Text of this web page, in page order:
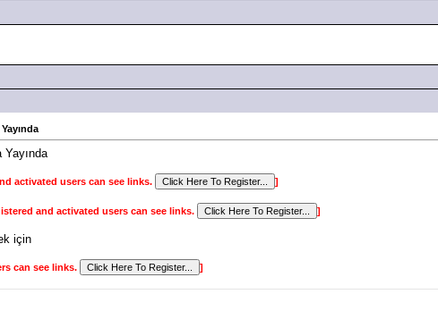
Yayında
activated users can see links. ]
and activated users can see links. ]
için
can see links. ]